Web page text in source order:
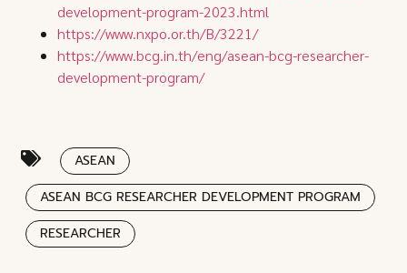
development-program-2023.html
https://www.nxpo.or.th/B/3221/
https://www.bcg.in.th/eng/asean-bcg-researcher-
development-program/
ASEAN
ASEAN BCG RESEARCHER DEVELOPMENT PROGRAM
RESEARCHER